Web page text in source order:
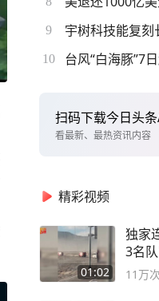
9 宇树科技能复
10 台风“白海豚”7
扫码下载今日头条
看最新、最热资讯内容
精彩视频
01:02
独家
3名
11万